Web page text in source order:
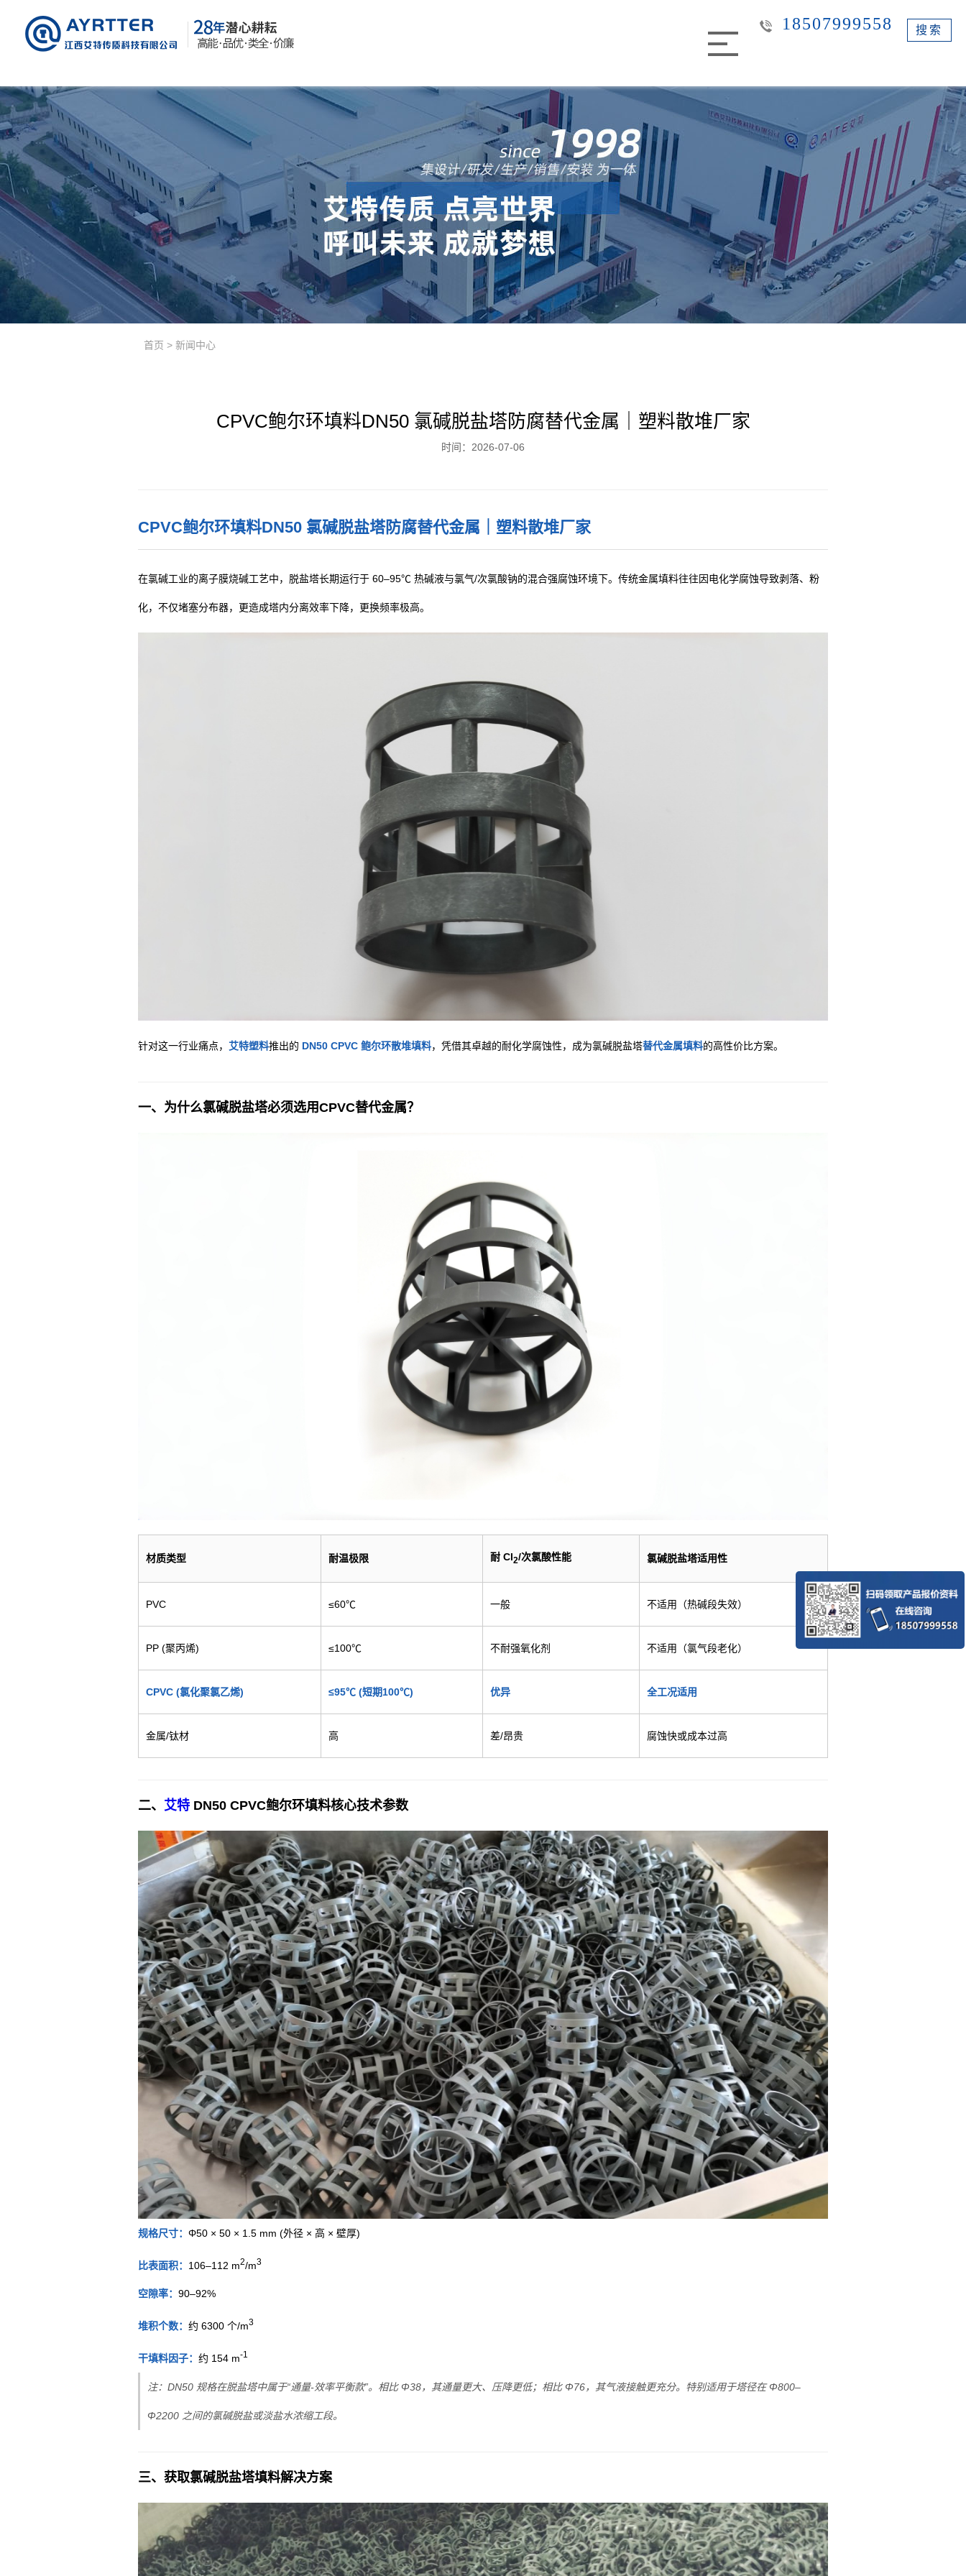
18507999558 搜索
首页 > 新闻中心
​CPVC鲍尔环填料DN50 氯碱脱盐塔防腐替代金属｜塑料散堆厂家
时间：2026-07-06
CPVC鲍尔环填料DN50 氯碱脱盐塔防腐替代金属｜塑料散堆厂家
在氯碱工业的离子膜烧碱工艺中，脱盐塔长期运行于 60–95℃ 热碱液与氯气/次氯酸钠的混合强腐蚀环境下。传统金属填料往往因电化学腐蚀导致剥落、粉
化，不仅堵塞分布器，更造成塔内分离效率下降，更换频率极高。
针对这一行业痛点， 艾特塑料推出的 DN50 CPVC 鲍尔环散堆填料，凭借其卓越的耐化学腐蚀性，成为氯碱脱盐塔替代金属填料的高性价比方案。
一、为什么氯碱脱盐塔必须选用CPVC替代金属？
材质类型 耐温极限 耐 Cl2/次氯酸性能 氯碱脱盐塔适用性
PVC ≤60℃ 一般 不适用（热碱段失效）
PP (聚丙烯) ≤100℃ 不耐强氧化剂 不适用（氯气段老化）
CPVC (氯化聚氯乙烯) ≤95℃ (短期100℃) 优异 全工况适用
金属/钛材 高 差/昂贵 腐蚀快或成本过高
二、 艾特 DN50 CPVC鲍尔环填料核心技术参数
规格尺寸： Φ50 × 50 × 1.5 mm (外径 × 高 × 壁厚)
比表面积： 106–112 m2/m3
空隙率： 90–92%
堆积个数： 约 6300 个/m3
干填料因子： 约 154 m-1
注：DN50 规格在脱盐塔中属于“通量-效率平衡款”。相比 Φ38，其通量更大、压降更低；相比 Φ76，其气液接触更充分。特别适用于塔径在 Φ800–
Φ2200 之间的氯碱脱盐或淡盐水浓缩工段。
三、获取氯碱脱盐塔填料解决方案